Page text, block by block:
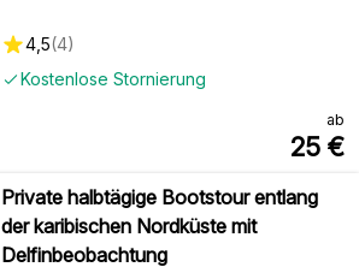
Kostenlose Stornierung
4,5(4)
ab
25 €
Private halbtägige Bootstour entlang
der karibischen Nordküste mit
Delfinbeobachtung